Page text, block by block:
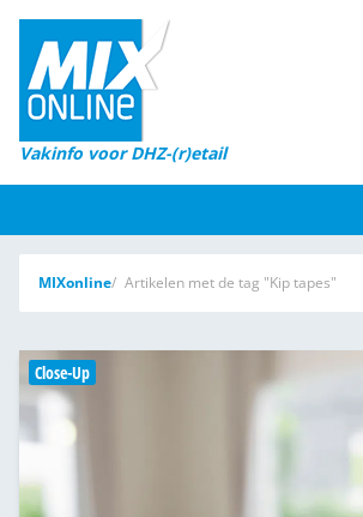
Vakinfo voor DHZ-(r)etail
Home
Magazines
DHZ Sessie
Marktcijfers
Word abonnee
Partners
MIXonline Artikelen met de tag "Kip tapes"
Close-Up